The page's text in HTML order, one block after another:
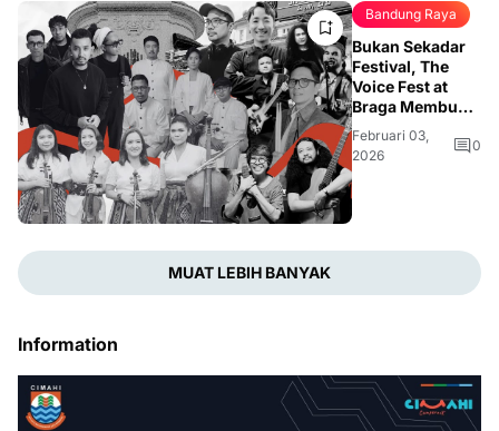
Bandung Raya
Bukan Sekadar
Festival, The
Voice Fest at
Braga Membuka
Ruang Dialog
antara
Mahasiswa,
Februari 03,
2026
0
MUAT LEBIH BANYAK
Information